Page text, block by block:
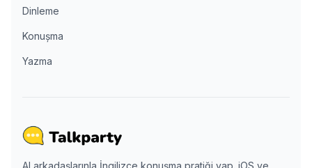
Dinleme
Konuşma
Yazma
AI arkadaşlarınla İngilizce konuşma pratiği yap. iOS ve